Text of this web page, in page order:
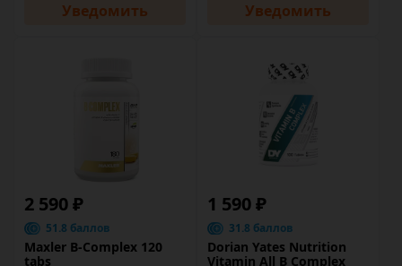
Уведомить Уведомить
2 590 ₽
51.8 баллов
Maxler B-Complex 120
tabs
1 590 ₽
31.8 баллов
Dorian Yates Nutrition
Vitamin All B Complex